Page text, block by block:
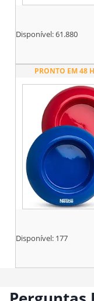
Disponível:61.880
PRONTO EM 48
Disponível: 177